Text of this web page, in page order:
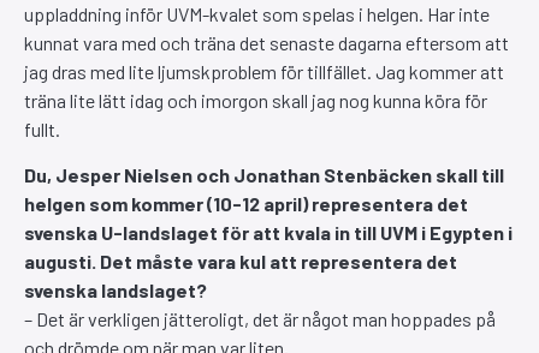
uppladdning inför UVM-kvalet som spelas i helgen. Har inte
kunnat vara med och träna det senaste dagarna eftersom att
jag dras med lite ljumskproblem för tillfället. Jag kommer att
träna lite lätt idag och imorgon skall jag nog kunna köra för
fullt.
Du, Jesper Nielsen och Jonathan Stenbäcken skall till
helgen som kommer (10-12 april) representera det
svenska U-landslaget för att kvala in till UVM i Egypten i
augusti. Det måste vara kul att representera det
svenska landslaget?
– Det är verkligen jätteroligt, det är något man hoppades på
och drömde om när man var liten.